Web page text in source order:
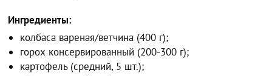
Ингредиенты:
колбаса вареная/ветчина (400 г);
горох консервированный (200-300 г);
картофель (средний, 5 шт.);